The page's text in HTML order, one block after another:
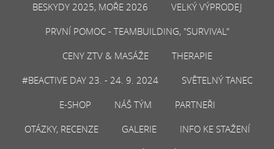
BESKYDY 2025, MOŘE 2026
VELKÝ VÝPRODEJ
PRVNÍ POMOC - TEAMBUILDING, "SURVIVAL"
CENY ZTV & MASÁŽE
THERAPIE
#BEACTIVE DAY 23. - 24. 9. 2024
SVĚTELNÝ TANEC
E-SHOP
NÁŠ TÝM
PARTNEŘI
OTÁZKY, RECENZE
GALERIE
INFO KE STAŽENÍ